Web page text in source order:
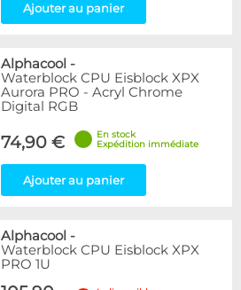
Ajouter au panier
Alphacool -
Waterblock CPU Eisblock XPX
Aurora PRO - Acryl Chrome
Digital RGB
74,90 €
En stock
Expédition immédiate
Ajouter au panier
Alphacool -
Waterblock CPU Eisblock XPX
PRO 1U